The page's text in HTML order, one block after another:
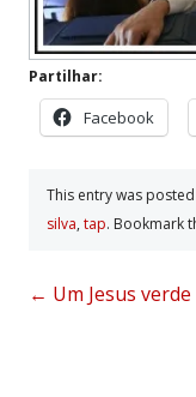
Partilhar:
Facebook
This entry was
silva, tap. Bookmark
Post
← Um Jesus verde